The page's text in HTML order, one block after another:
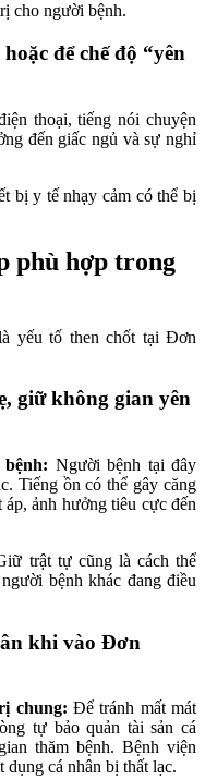
cho người bệnh.
để chế độ “yên
thoại, tiếng nói chuyện
đến giấc ngủ và sự nghỉ
bị y tế nhạy cảm có thể bị
phù hợp trong
yếu tố then chốt tại Đơn
giữ không gian yên
Người bệnh tại đây
Tiếng ồn có thể gây căng
ảnh hưởng tiêu cực đến
trật tự cũng là cách thể
bệnh khác đang điều
khi vào Đơn
chung: Để tránh mất mát
tự bảo quản tài sản cá
thăm bệnh. Bệnh viện
dụng cá nhân bị thất lạc.